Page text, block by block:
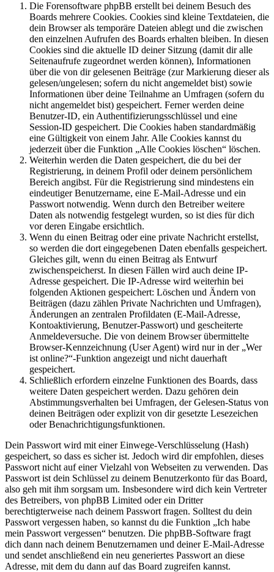
Die Forensoftware phpBB erstellt bei deinem Besuch des
Boards mehrere Cookies. Cookies sind kleine Textdateien, die
dein Browser als temporäre Dateien ablegt und die zwischen
den einzelnen Aufrufen des Boards erhalten bleiben. In diesen
Cookies sind die aktuelle ID deiner Sitzung (damit dir alle
Seitenaufrufe zugeordnet werden können), Informationen
über die von dir gelesenen Beiträge (zur Markierung dieser als
gelesen/ungelesen; sofern du nicht angemeldet bist) sowie
Informationen über deine Teilnahme an Umfragen (sofern du
nicht angemeldet bist) gespeichert. Ferner werden deine
Benutzer-ID, ein Authentifizierungsschlüssel und eine
Session-ID gespeichert. Die Cookies haben standardmäßig
eine Gültigkeit von einem Jahr. Alle Cookies kannst du
jederzeit über die Funktion „Alle Cookies löschen“ löschen.
Weiterhin werden die Daten gespeichert, die du bei der
Registrierung, in deinem Profil oder deinem persönlichem
Bereich angibst. Für die Registrierung sind mindestens ein
eindeutiger Benutzername, eine E-Mail-Adresse und ein
Passwort notwendig. Wenn durch den Betreiber weitere
Daten als notwendig festgelegt wurden, so ist dies für dich
vor deren Eingabe ersichtlich.
Wenn du einen Beitrag oder eine private Nachricht erstellst,
so werden die dort eingegebenen Daten ebenfalls gespeichert.
Gleiches gilt, wenn du einen Beitrag als Entwurf
zwischenspeicherst. In diesen Fällen wird auch deine IP-
Adresse gespeichert. Die IP-Adresse wird weiterhin bei
folgenden Aktionen gespeichert: Löschen und Ändern von
Beiträgen (dazu zählen Private Nachrichten und Umfragen),
Änderungen an zentralen Profildaten (E-Mail-Adresse,
Kontoaktivierung, Benutzer-Passwort) und gescheiterte
Anmeldeversuche. Die von deinem Browser übermittelte
Browser-Kennzeichnung (User Agent) wird nur in der „Wer
ist online?“-Funktion angezeigt und nicht dauerhaft
gespeichert.
Schließlich erfordern einzelne Funktionen des Boards, dass
weitere Daten gespeichert werden. Dazu gehören dein
Abstimmungsverhalten bei Umfragen, der Gelesen-Status von
deinen Beiträgen oder explizit von dir gesetzte Lesezeichen
oder Benachrichtigungsfunktionen.
Dein Passwort wird mit einer Einwege-Verschlüsselung (Hash)
gespeichert, so dass es sicher ist. Jedoch wird dir empfohlen, dieses
Passwort nicht auf einer Vielzahl von Webseiten zu verwenden. Das
Passwort ist dein Schlüssel zu deinem Benutzerkonto für das Board,
also geh mit ihm sorgsam um. Insbesondere wird dich kein Vertreter
des Betreibers, von phpBB Limited oder ein Dritter
berechtigterweise nach deinem Passwort fragen. Solltest du dein
Passwort vergessen haben, so kannst du die Funktion „Ich habe
mein Passwort vergessen“ benutzen. Die phpBB-Software fragt
dich dann nach deinem Benutzernamen und deiner E-Mail-Adresse
und sendet anschließend ein neu generiertes Passwort an diese
Adresse, mit dem du dann auf das Board zugreifen kannst.